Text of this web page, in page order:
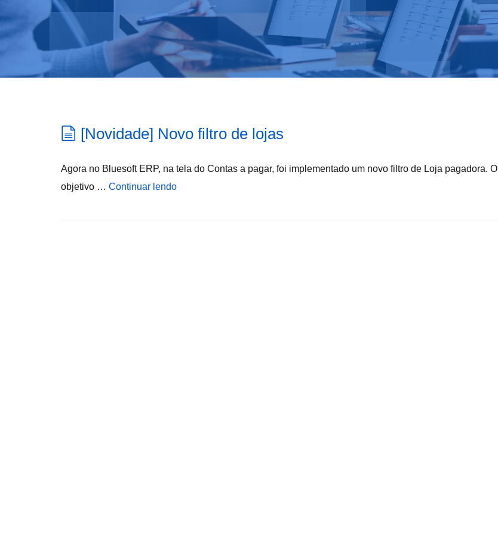
[Novidade] Novo filtro de lojas
Agora no Bluesoft ERP, na tela do Contas a pagar, foi implementado um novo filtro de Loja pagadora. O
objetivo … Continuar lendo